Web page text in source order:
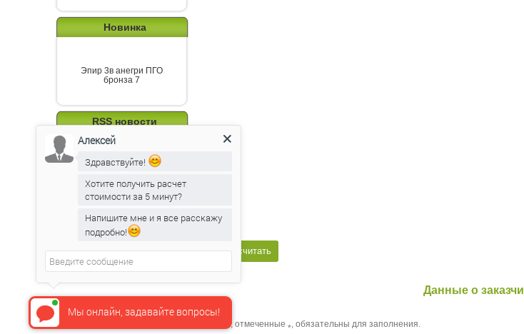
Новинка
Эпир 3в анегри ПГО
бронза 7
RSS новости
Подпишитесь на канал
новостей от Belorawood
Данные о
Поля, отмеченные * , обязательны для заполнения.
Мы онлайн, задавайте вопросы!
Алексей
Здравствуйте!
Хотите получить расчет
стоимости за 5 минут?
Напишите мне и я все расскажу
подробно!